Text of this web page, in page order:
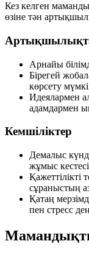
Кез келген
өзіне тән
Арнайы
Бірегей
көрсету
Идеялармен
адамдармен
Кемшіліктер
Демалыс
жұмыс
Қажеттілікті
сұраныстың
Қатаң
пен стресс